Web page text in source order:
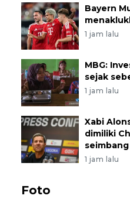
Bayern
1 jam lalu
MBG:
sejak
1 jam lalu
Xabi
dimiliki
1 jam lalu
Foto